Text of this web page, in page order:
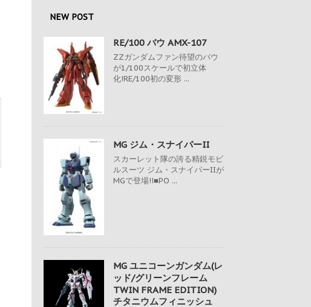
NEW POST
RE/100 バウ AMX-107
ZZガンダムファン待望のバウ
が1/100スケールで初立体
化!RE/100初の変形 ...
MG ジム・スナイパーII
スカーレット隊の誇る精鋭モビ
ルスーツ ジム・スナイパーIIが
MGで登場!!■PO ...
MG ユニコーンガンダム(レ
ッド/グリーンフレーム
TWIN FRAME EDITION)
チタニウムフィニッシュ